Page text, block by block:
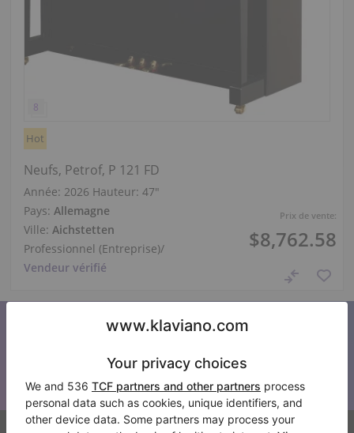
Prix de vente:
$8,762.58
Hot
Neufs, Petrof, P 121 FD
Année: 2026 Hauteur: 47″
Pays: Allemagne
Ville: Aichstetten
Professionnel (Entreprise)/
Vendeur vérifié
S’abonner à notre newsletter